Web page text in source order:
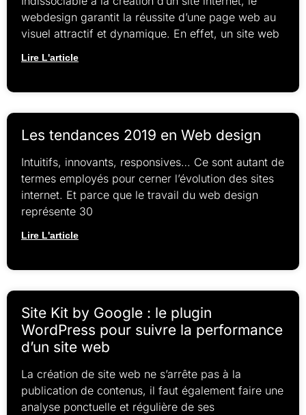
webdesign garantit la réussite d’une page web au
visuel attractif et dynamique. En effet, un site web
Lire L'article
Les tendances 2019 en Web design
Intuitifs, innovants, responsives… Ce sont autant de
termes employés pour cerner l’évolution des sites
internet. Et parce que le travail du web design
représente 30
Lire L'article
Site Kit by Google : le plugin
WordPress pour suivre la performance
d’un site web
La création de site web ne s’arrête pas à la
publication de contenus, il faut également faire une
analyse ponctuelle et régulière de ses